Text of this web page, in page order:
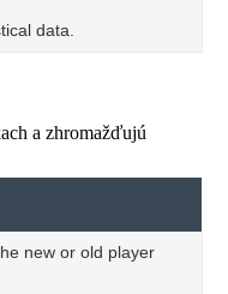
data.
a zhromažďujú
new or old player